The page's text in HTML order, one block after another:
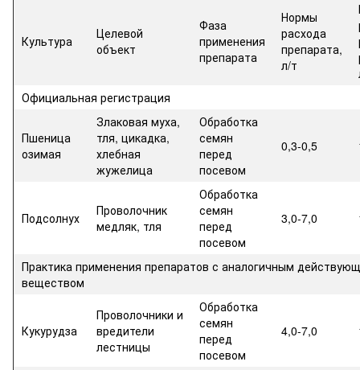
Культура
Целевой
объект
Фаза
применения
препарата
Нормы
расхода
препарата,
л/т
Официальная регистрация
Пшеница
озимая
Злаковая муха,
тля, цикадка,
хлебная
жужелица
Обработка
семян
перед
посевом
0,3-0,5
Подсолнух
Проволочник
медляк, тля
Обработка
семян
перед
посевом
3,0-7,0
Практика применения препаратов с аналогичным
веществом
Кукурудза
Проволочники и
вредители
лестницы
Обработка
семян
перед
посевом
4,0-7,0